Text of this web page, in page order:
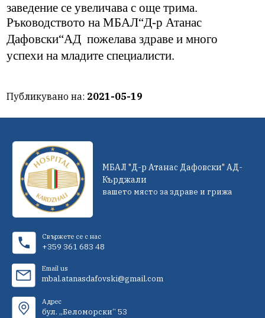
заведение се увеличава с още трима.
Ръководството на МБАЛ“Д-р Атанас
Дафовски“АД пожелава здраве и много
успехи на младите специалисти.
Публикувано на: 2021-05-19
МБАЛ "Д-р Атанас Дафовски" АД-
Кърджали
вашето място за здраве и грижа
Свържете се с нас
+359 361 683 48
Email us
mbal.atanasdafovski@gmail.com
Адрес
бул. „Беломорски“ 53